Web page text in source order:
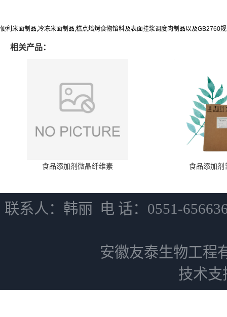
便利米面制品,冷冻米面制品,糕点焙烤食物馅料及表面挂浆调度肉制品以及GB2760
相关产品：
食品添加剂微晶纤维素 食品添加剂
联系人：韩丽 电 话：0551-
安徽友泰生物工程
技术